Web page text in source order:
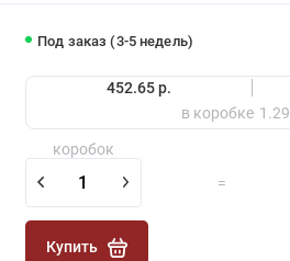
Под заказ (3-5 недель)
452.65 р.
в коробке 1.29
коробок
=
Купить